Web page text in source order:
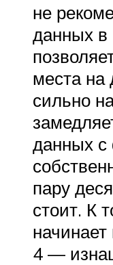
не
данных в
места на
сильно
данных
пару
стоит. К
начинает
4 —